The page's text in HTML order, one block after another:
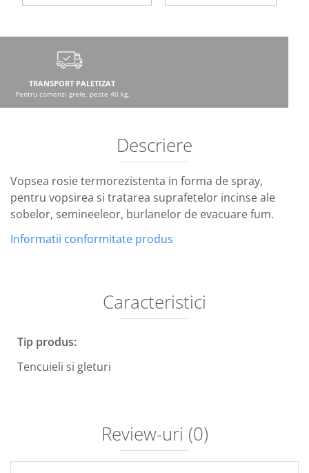
TRANSPORT PALETIZAT
Pentru comenzi grele, peste 40 kg.
Descriere
Vopsea rosie termorezistenta in forma de spray,
pentru vopsirea si tratarea suprafetelor incinse ale
sobelor, semineeleor, burlanelor de evacuare fum.
Informatii conformitate produs
Caracteristici
Tip produs:
Tencuieli si gleturi
Review-uri (0)